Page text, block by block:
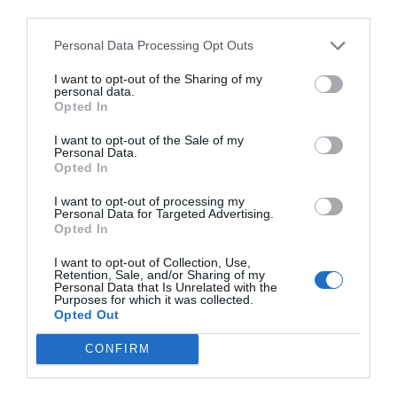
Personal Data Processing Opt Outs
I want to opt-out of the Sharing of my
personal data.
Opted In
I want to opt-out of the Sale of my
Personal Data.
Opted In
I want to opt-out of processing my
Personal Data for Targeted Advertising.
Opted In
I want to opt-out of Collection, Use,
Retention, Sale, and/or Sharing of my
Personal Data that Is Unrelated with the
Purposes for which it was collected.
Opted Out
CONFIRM
reconeixements als seus empleats per la seva
labor de prevenció dels accidents laborals, i s'han
lliurat els premis
diverses categories.
Durant l'acte, al qual ha acudit el conseller
d'Empresa i Ocupació, Felip Puig, la vídua del
Rubió, ha destacat la capacitat que va tenir el seu
marit d0envoltar-se d'un gran equip per fer de
Celsa una gran empresa.
De la seva banda, el president de la companyia,